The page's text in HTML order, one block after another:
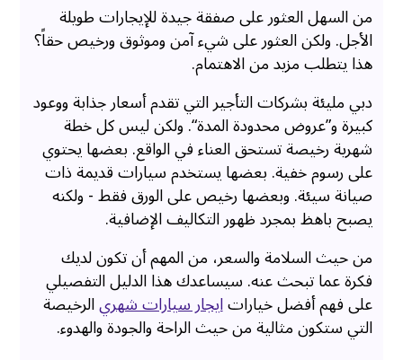
من السهل العثور على صفقة جيدة للإيجارات طويلة
الأجل. ولكن العثور على شيء آمن وموثوق ورخيص حقاً؟
هذا يتطلب مزيد من الاهتمام.
دبي مليئة بشركات التأجير التي تقدم أسعار جذابة ووعود
كبيرة و”عروض محدودة المدة“. ولكن ليس كل خطة
شهرية رخيصة تستحق العناء في الواقع. بعضها يحتوي
على رسوم خفية. بعضها يستخدم سيارات قديمة ذات
صيانة سيئة. وبعضها رخيص على الورق فقط - ولكنه
يصبح باهظ بمجرد ظهور التكاليف الإضافية.
من حيث السلامة والسعر، من المهم أن تكون لديك
فكرة عما تبحث عنه. سيساعدك هذا الدليل التفصيلي
على فهم أفضل خياراتايجار سيارات شهريالرخيصة
التي ستكون مثالية من حيث الراحة والجودة والهدوء.